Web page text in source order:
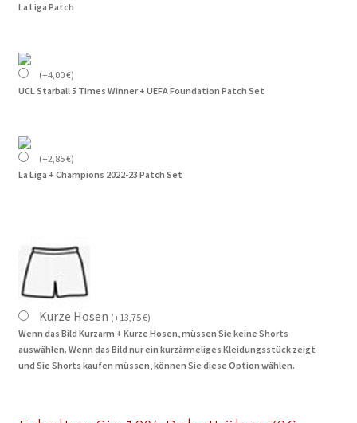
La Liga Patch
(+4,00€)
UCL Starball 5 Times Winner + UEFA Foundation Patch Set
(+2,85€)
La Liga + Champions 2022-23 Patch Set
Kurze Hosen (+13,75€)
Wenn das Bild Kurzarm + Kurze Hosen, müssen Sie keine Shorts
auswählen. Wenn das Bild nur ein kurzärmeliges Kleidungsstück zeigt
und Sie Shorts kaufen müssen, können Sie diese Option wählen.